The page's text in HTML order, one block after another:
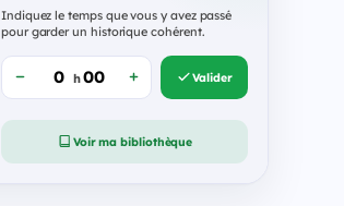
Indiquez le temps que vous y avez passé
pour garder un historique cohérent.
h Valider
Voir ma bibliothèque